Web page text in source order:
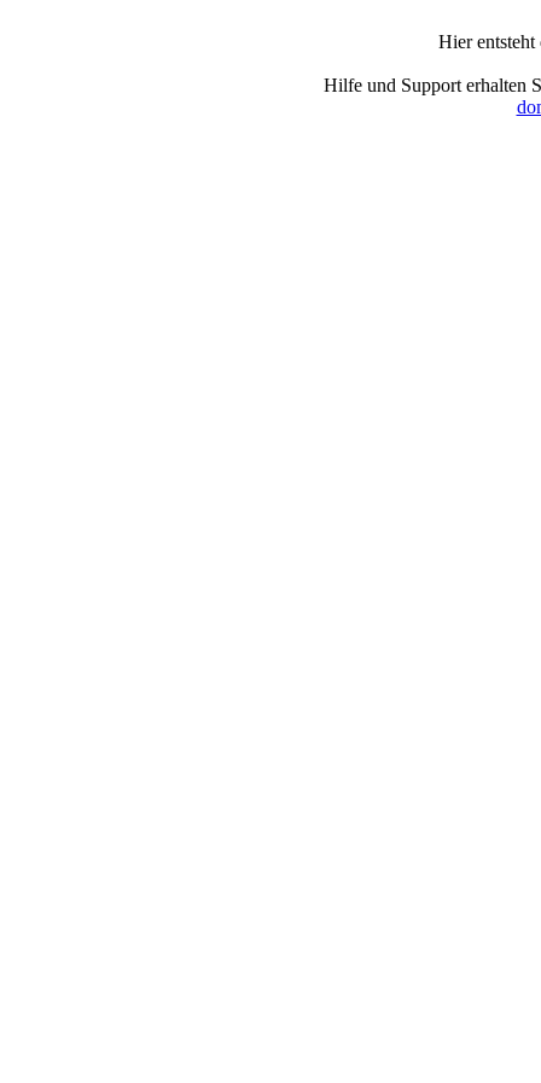
Hier
Hilfe und Support erhalten